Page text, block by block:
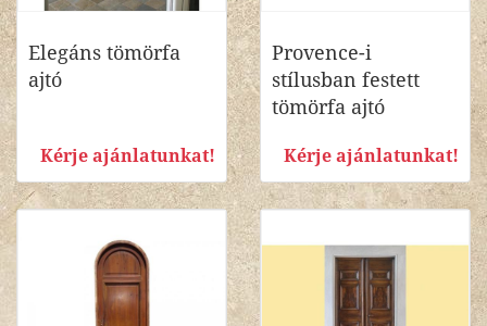
Elegáns tömörfa
ajtó
Kérje ajánlatunkat!
Provence-i
stílusban festett
tömörfa ajtó
Kérje ajánlatunkat!